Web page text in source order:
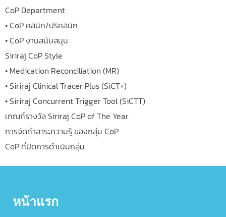
CoP Department
• CoP คลินิก/ปริคลินิก
• CoP งานสนับสนุน
Siriraj CoP Style
• Medication Reconciliation (MR)
• Siriraj Clinical Tracer Plus (SiCT+)
• Siriraj Concurrent Trigger Tool (SiCTT)
เกณฑ์รางวัล Siriraj CoP of The Year
การจัดทำสาระความรู้ ของกลุ่ม CoP
CoP ที่ปิดการดำเนินกลุ่ม
หน้าแรก